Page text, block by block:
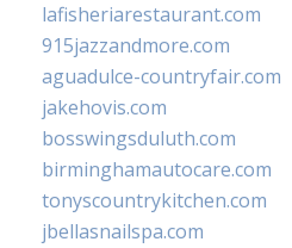
lafisheriarestaurant.com
915jazzandmore.com
aguadulce-countryfair.com
jakehovis.com
bosswingsduluth.com
birminghamautocare.com
tonyscountrykitchen.com
jbellasnailspa.com